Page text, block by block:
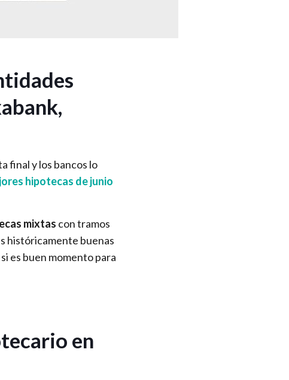
final y los bancos lo
hipotecas de junio
mixtas con tramos
históricamente buenas
es buen momento para
en